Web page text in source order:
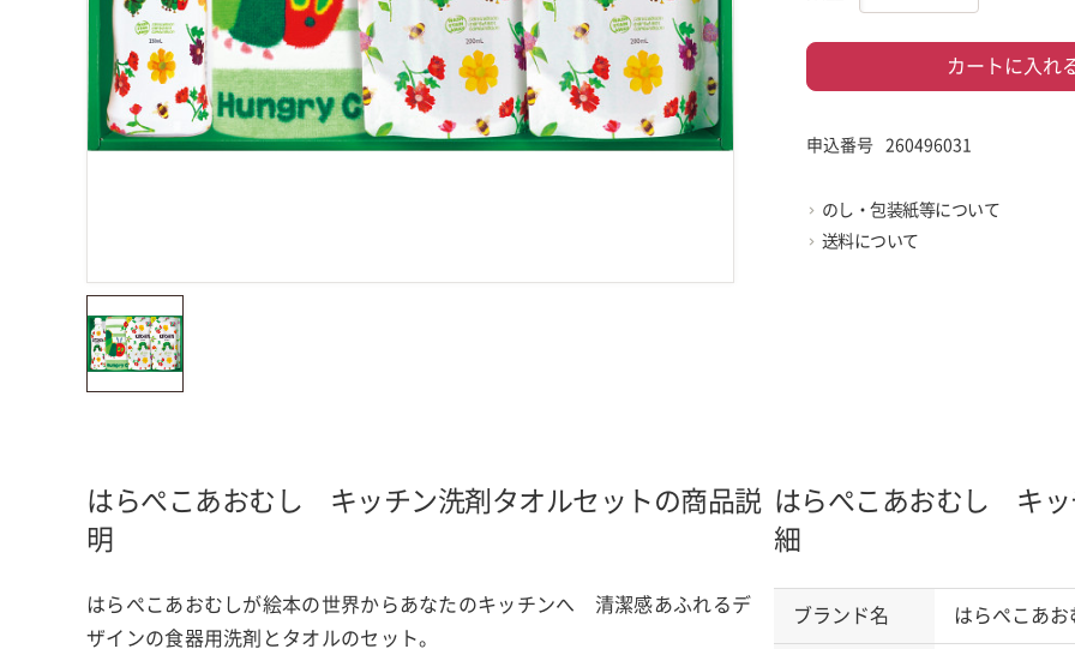
カートに入れ
申込番号 260496031
のし・包装紙等について
送料について
はらぺこあおむし キッチン洗剤タオルセットの商品説
明
はらぺこあおむしが絵本の世界からあなたのキッチンへ 清潔感あふれるデ
ザインの食器用洗剤とタオルのセット。
はらぺこあおむし キッ
細
ブランド名 はらぺこあお